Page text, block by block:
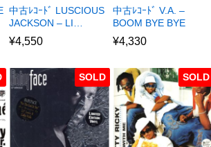
中古ﾚｺｰﾄﾞ LUSCIOUS
JACKSON – LI…
¥4,550
中古ﾚｺｰﾄﾞ V.A. –
BOOM BYE BYE
¥4,330
SOLD SOLD